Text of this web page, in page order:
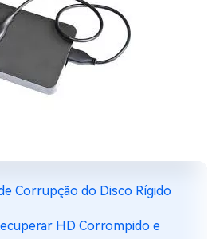
Corrupção do Disco Rígido
HD Corrompido e